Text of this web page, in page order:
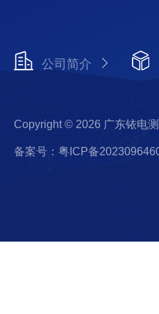
公司简介
Copyright © 2026 广东铱电
备案号：粤ICP备